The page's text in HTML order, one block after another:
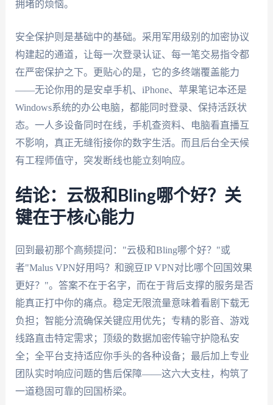
拥堵的烦恼。
安全保护则是基础中的基础。采用军用级别的加密协议
构建起的通道，让每一次登录认证、每一笔交易指令都
在严密保护之下。更贴心的是，它的多终端覆盖能力
——无论你用的是安卓手机、iPhone、苹果笔记本还是
Windows系统的办公电脑，都能同时登录、保持活跃状
态。一人多设备同时在线，手机查资料、电脑看直播互
不影响，真正无缝衔接你的数字生活。而且后台全天候
有工程师值守，突发断线也能立刻响应。
结论：云极和Bling哪个好？关
键在于核心能力
回到最初那个高频提问："云极和Bling哪个好？"或
者"Malus VPN好用吗？和豌豆IP VPN对比哪个回国效果
更好？"。答案不在于名字，而在于背后支撑的服务是否
能真正打中你的痛点。稳定无限流量意味着看剧下载无
负担；智能分流确保关键应用优先；专精的影音、游戏
线路直击特定需求；顶级的数据加密传输守护隐私安
全；全平台支持适应你手头的各种设备；最后加上专业
团队实时响应问题的售后保障——这六大支柱，构筑了
一道稳固可靠的回国桥梁。